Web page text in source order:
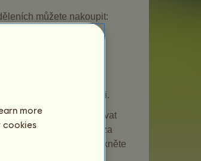
můžete nakoupit:
ostatními hráči.
inventáře a plánovat
Obchod je nakoupí za
li něco prodat, klikněte
more
cookies